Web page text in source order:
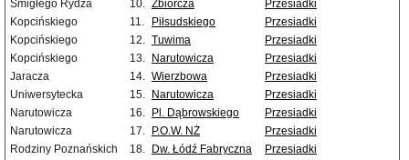
Śmigłego Rydza
10. Zbiorcza
Przesiadki
Kopcińskiego
11. Piłsudskiego
Przesiadki
Kopcińskiego
12. Tuwima
Przesiadki
Kopcińskiego
13. Narutowicza
Przesiadki
Jaracza
14. Wierzbowa
Przesiadki
Uniwersytecka
15. Narutowicza
Przesiadki
Narutowicza
16. Pl. Dąbrowskiego
Przesiadki
Narutowicza
17. P.O.W. NŻ
Przesiadki
Rodziny Poznańskich
18. Dw. Łódź Fabryczna
Przesiadki